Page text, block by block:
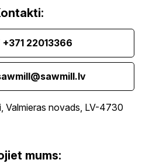
+371 22013366
Valmieras novads, LV-4730
mums: